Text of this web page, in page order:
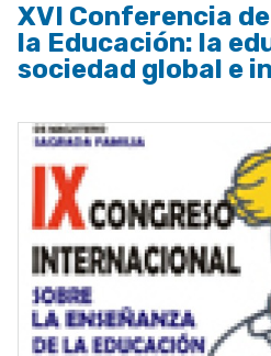
XVI Conferencia
la Educación: la
sociedad global e